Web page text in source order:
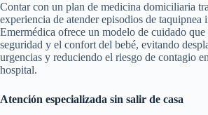
Contar con un plan de medicina domiciliaria
experiencia de atender episodios de taquipnea
Emermédica ofrece un modelo de cuidado
seguridad y el confort del bebé, evitando
urgencias y reduciendo el riesgo de contagio
hospital.
Atención especializada sin salir de casa